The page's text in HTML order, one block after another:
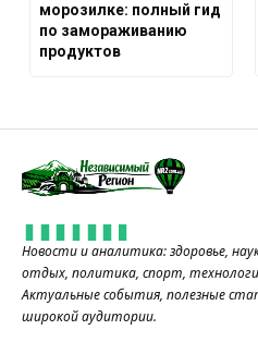
морозилке: полный гид
по замораживанию
продуктов
Новости и аналитика: здоровье,
отдых, политика, спорт,
Актуальные события, полезные
широкой аудитории.